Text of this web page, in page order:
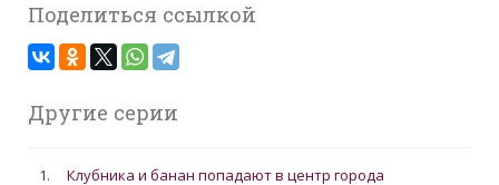
Поделиться ссылкой
Другие серии
1.
Клубника и банан попадают в центр города